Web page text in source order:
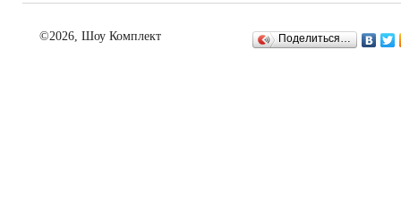
©2026, Шоу Комплект Поделиться…